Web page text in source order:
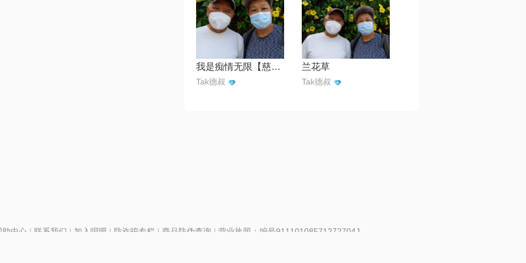
我是痴情无限【慈湖星空】
Tak德叔
兰花草
Tak德叔
助中心 | 联系我们 | 加入唱吧 | 防诈骗专栏 | 商品防伪查询 | 营业执照：编号91110108571272704J